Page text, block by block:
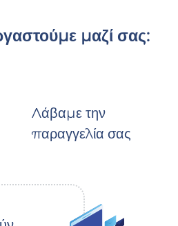
μαζί σας:
Λάβαμε την
παραγγελία σας